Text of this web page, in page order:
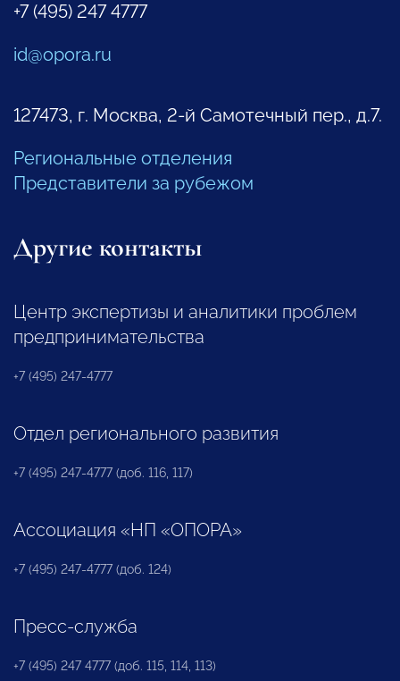
+7 (495) 247 4777
id@opora.ru
127473, г. Москва, 2-й Самотечный пер., д.7.
Региональные отделения
Представители за рубежом
Другие контакты
Центр экспертизы и аналитики проблем
предпринимательства
+7 (495) 247-4777
Отдел регионального развития
+7 (495) 247-4777 (доб. 116, 117)
Ассоциация «НП «ОПОРА»
+7 (495) 247-4777 (доб. 124)
Пресс-служба
+7 (495) 247 4777 (доб. 115, 114, 113)